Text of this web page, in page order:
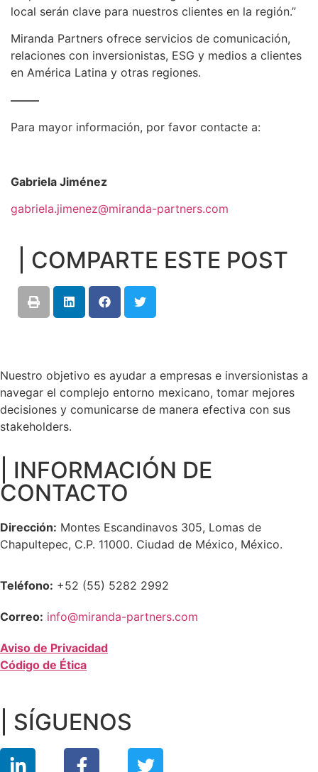
local serán clave para nuestros clientes en la región.”
Miranda Partners ofrece servicios de comunicación,
relaciones con inversionistas, ESG y medios a clientes
en América Latina y otras regiones.
——–
Para mayor información, por favor contacte a:
Gabriela Jiménez
gabriela.jimenez@miranda-partners.com
| COMPARTE ESTE POST
Nuestro objetivo es ayudar a empresas e inversionistas a
navegar el complejo entorno mexicano, tomar mejores
decisiones y comunicarse de manera efectiva con sus
stakeholders.
| INFORMACIÓN DE
CONTACTO
Dirección: Montes Escandinavos 305, Lomas de
Chapultepec, C.P. 11000. Ciudad de México, México.
Teléfono: +52 (55) 5282 2992
Correo: info@miranda-partners.com
Aviso de Privacidad
Código de Ética
| SÍGUENOS